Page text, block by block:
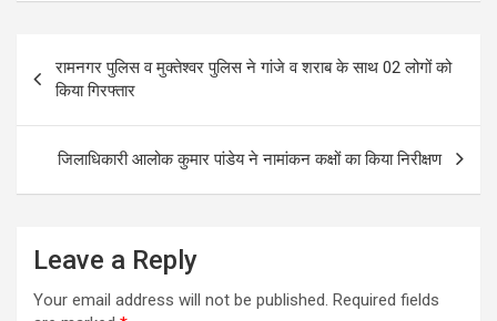
navigation
रामनगर पुलिस व मुक्तेश्वर पुलिस ने गांजे व शराब के साथ 02 लोगों को
किया गिरफ्तार
जिलाधिकारी आलोक कुमार पांडेय ने नामांकन कक्षों का किया निरीक्षण
Leave a Reply
Your email address will not be published. Required fields